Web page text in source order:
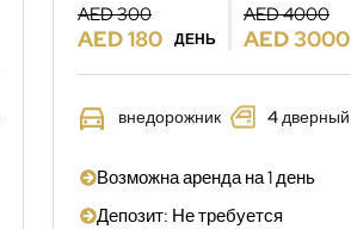
AED 300
AED 180 ДЕНЬ
AED 4000
AED 3000
внедорожник 4 дверный
Возможна аренда на 1 день
Депозит: Не требуется